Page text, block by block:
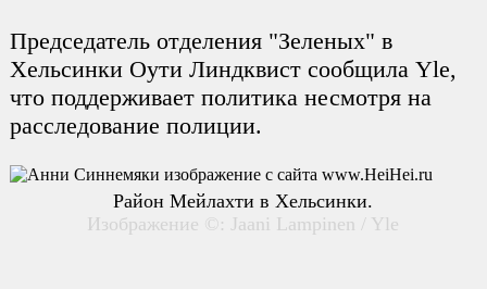
Председатель отделения "Зеленых" в
Хельсинки Оути Линдквист сообщила Yle,
что поддерживает политика несмотря на
расследование полиции.
Район Мейлахти в Хельсинки.
Изображение ©: Jaani Lampinen / Yle